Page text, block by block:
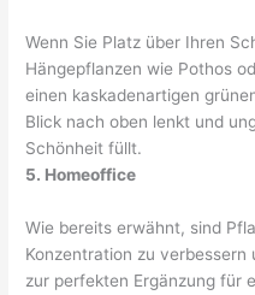
Wenn Sie Platz über Ihren
Hängepflanzen wie Pothos
einen kaskadenartigen
Blick nach oben lenkt und
Schönheit füllt.
5. Homeoffice
Wie bereits erwähnt, sind
Konzentration zu verbessern
zur perfekten Ergänzung für